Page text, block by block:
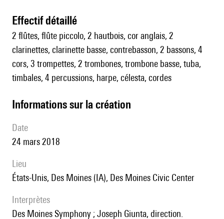
effectif détaillé
2 flûtes, flûte piccolo, 2 hautbois, cor anglais, 2
clarinettes, clarinette basse, contrebasson, 2 bassons, 4
cors, 3 trompettes, 2 trombones, trombone basse, tuba,
timbales, 4 percussions, harpe, célesta, cordes
informations sur la création
date
24 mars 2018
lieu
États-Unis, Des Moines (IA), Des Moines Civic Center
interprètes
Des Moines Symphony ; Joseph Giunta, direction.